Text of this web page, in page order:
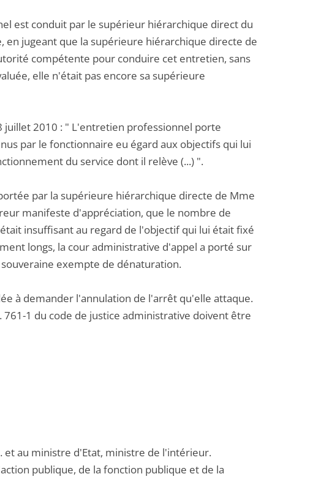
est conduit par le supérieur hiérarchique direct du
jugeant que la supérieure hiérarchique directe de
compétente pour conduire cet entretien, sans
elle n'était pas encore sa supérieure
juillet 2010 : " L'entretien professionnel porte
par le fonctionnaire eu égard aux objectifs qui lui
du service dont il relève (...) ".
par la supérieure hiérarchique directe de Mme
manifeste d'appréciation, que le nombre de
insuffisant au regard de l'objectif qui lui était fixé
longs, la cour administrative d'appel a porté sur
exempte de dénaturation.
à demander l'annulation de l'arrêt qu'elle attaque.
1 du code de justice administrative doivent être
et au ministre d'Etat, ministre de l'intérieur.
publique, de la fonction publique et de la